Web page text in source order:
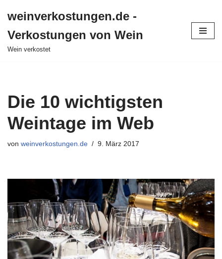
Inhalt
springen
weinverkostungen.de -
Verkostungen von Wein
Wein verkostet
Die 10 wichtigsten
Weintage im Web
von weinverkostungen.de 9. März 2017